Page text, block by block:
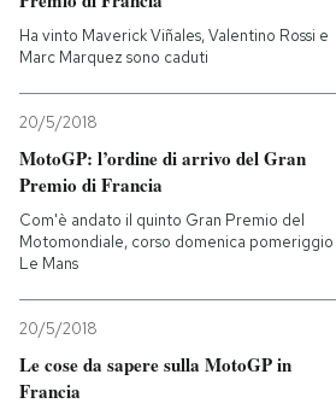
Ha vinto Maverick Viñales, Valentino Rossi e
Marc Marquez sono caduti
20/5/2018
MotoGP: l’ordine di arrivo del Gran
Premio di Francia
Com'è andato il quinto Gran Premio del
Motomondiale, corso domenica pomeriggio
Le Mans
20/5/2018
Le cose da sapere sulla MotoGP in
Francia